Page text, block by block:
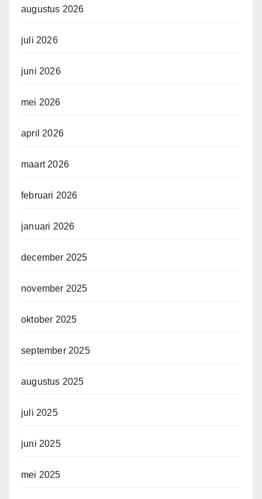
augustus 2026
juli 2026
juni 2026
mei 2026
april 2026
maart 2026
februari 2026
januari 2026
december 2025
november 2025
oktober 2025
september 2025
augustus 2025
juli 2025
juni 2025
mei 2025